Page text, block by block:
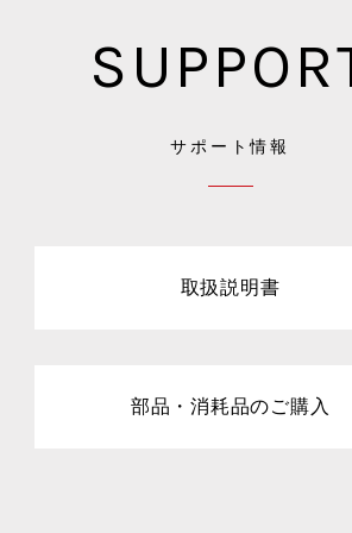
サポート情報
取扱説明書
部品・消耗品のご購入